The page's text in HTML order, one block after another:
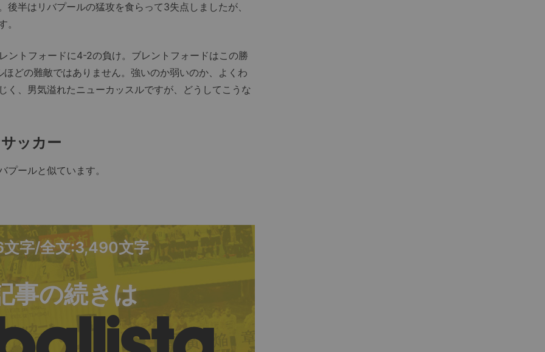
半はリバプールの猛攻を食らって3失点しましたが、
。
トフォードに4-2の負け。ブレントフォードはこの勝
どの難敵ではありません。強いのか弱いのか、よくわ
く、男気溢れたニューカッスルですが、どうしてこうな
ッカー
ールと似ています。
字/全文:3,490文字
事の続きは